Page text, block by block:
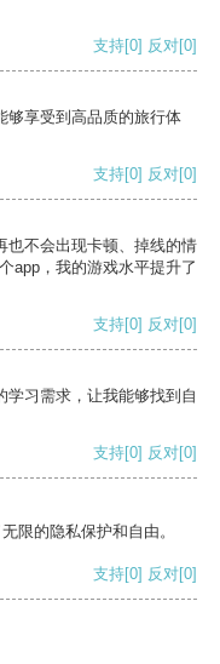
支持[0] 反对[0]
够享受到高品质的旅行体
支持[0] 反对[0]
也不会出现卡顿、掉线的情
app，我的游戏水平提升了
支持[0] 反对[0]
学习需求，让我能够找到自
支持[0] 反对[0]
限的隐私保护和自由。
支持[0] 反对[0]